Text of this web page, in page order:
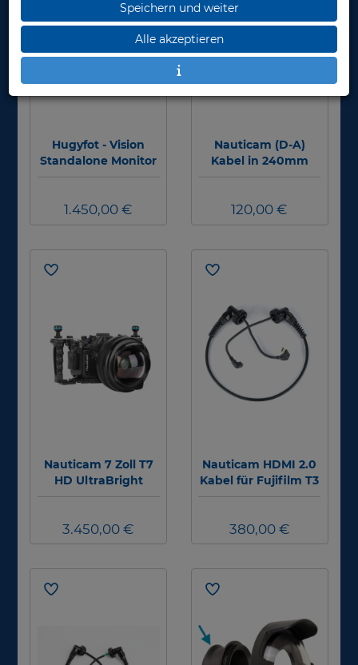
Hugyfot - Vision
Standalone Monitor
#
1.450,00 €
Nauticam (D-A)
Kabel in 240mm
Länge für NA-
(Interne Verbindung
zwischen HDMI
120,00 €
Nauticam 7 Zoll T7
HD UltraBright
Monitor (HDMI 1.4-
Kabel)
3.450,00 €
Nauticam HDMI 2.0
Kabel für Fujifilm T3
auf Ninja V -
M28A1R170 HDMI 2.0
Cable (for NA-T3 to
380,00 €
Speichern und weiter
Alle akzeptieren